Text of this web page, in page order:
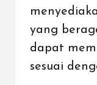
yang
dapat
sesuai